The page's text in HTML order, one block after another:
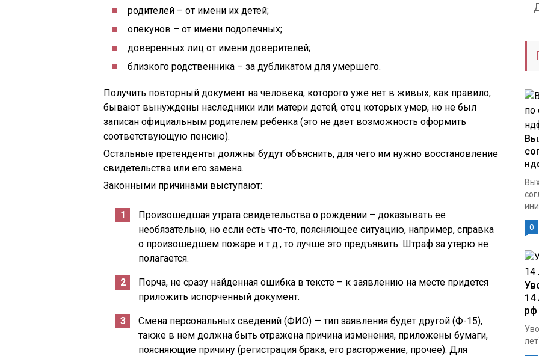
родителей – от имени их детей;
опекунов – от имени подопечных;
доверенных лиц от имени доверителей;
близкого родственника – за дубликатом для умершего.
Получить повторный документ на человека, которого уже нет в живых, как правило,
бывают вынуждены наследники или матери детей, отец которых умер, но не был
записан официальным родителем ребенка (это не дает возможность оформить
соответствующую пенсию).
Остальные претенденты должны будут объяснить, для чего им нужно восстановление
свидетельства или его замена.
Законными причинами выступают:
Произошедшая утрата свидетельства о рождении – доказывать ее
необязательно, но если есть что-то, поясняющее ситуацию, например, справка
о произошедшем пожаре и т.д., то лучше это предъявить. Штраф за утерю не
полагается.
Порча, не сразу найденная ошибка в тексте – к заявлению на месте придется
приложить испорченный документ.
Смена персональных сведений (ФИО) — тип заявления будет другой (Ф-15),
также в нем должна быть отражена причина изменения, приложены бумаги,
поясняющие причину (регистрация брака, его расторжение, прочее). Для
0
14
рф